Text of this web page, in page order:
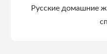
Русские домашние